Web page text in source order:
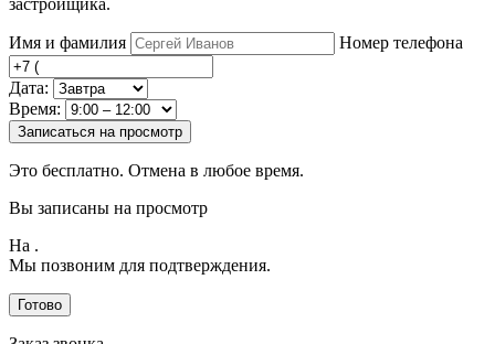
Имя и фамилия Номер телефона
Дата:
Время:
Записаться на просмотр
Это бесплатно. Отмена в любое время.
Вы записаны на просмотр
На .
Мы позвоним для подтверждения.
Готово